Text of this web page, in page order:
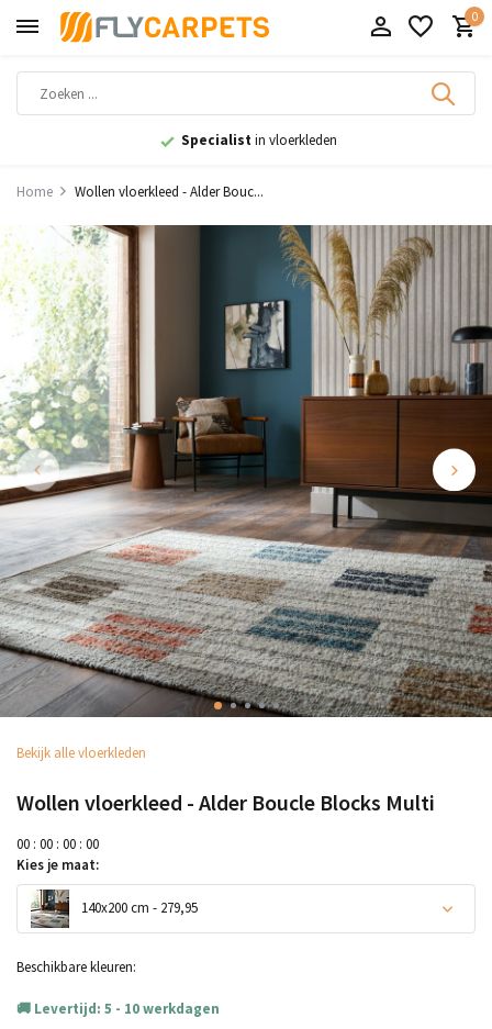
0
9,1uit 11.000+ beoordelingen
Home Wollen vloerkleed - Alder Bouc...
Bekijk alle vloerkleden
Wollen vloerkleed - Alder Boucle Blocks Multi
00 : 00 : 00 : 00
Kies je maat:
140x200 cm - 279,95
Beschikbare kleuren:
Levertijd: 5 - 10 werkdagen